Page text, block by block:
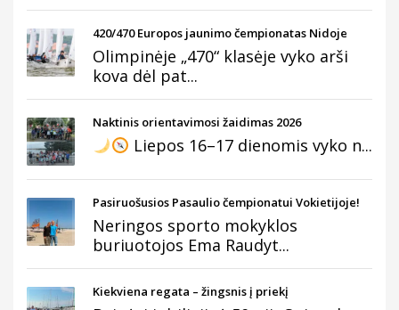
420/470 Europos jaunimo čempionatas Nidoje
Olimpinėje „470“ klasėje vyko arši
kova dėl pat...
Naktinis orientavimosi žaidimas 2026
Liepos 16–17 dienomis vyko n...
Pasiruošusios Pasaulio čempionatui Vokietijoje!
Neringos sporto mokyklos
buriuotojos Ema Raudyt...
Kiekviena regata – žingsnis į priekį